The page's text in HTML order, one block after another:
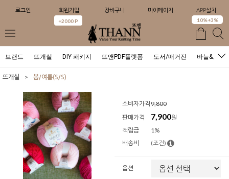
로그인 회원가입
+2000 P
장바구니 마이페이지 APP설치
10%+3%
브랜드 뜨개실 DIY 패키지 뜨앤PDF플랫폼 도서/매거진 바늘&도구
뜨개실 > 봄/여름(S/S)
소비자가격9,800
판매가격
7,900원
적립금
1%
배송비
(조건)
옵션